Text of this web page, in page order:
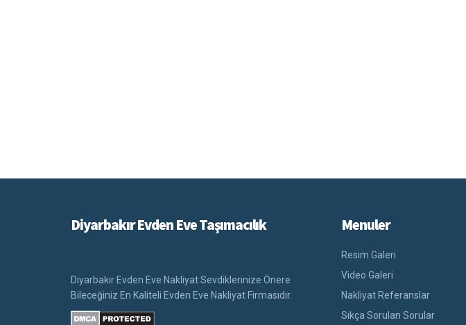
Diyarbakır Evden Eve Taşımacılık
Diyarbakır Evden Eve Nakliyat Sevdiklerinize Önere
Bileceğiniz En Kaliteli Evden Eve Nakliyat Firmasıdır.
Menuler
Resim Galeri
Video Galeri
Nakliyat Referanslar
Sıkça Sorulan Sorular